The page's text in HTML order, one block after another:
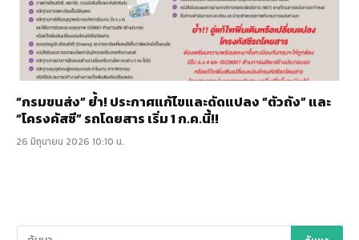
“กรมขนส่ง” ย้ำ! ประกาศแก้ไขและดัดแปลง “ตัวถัง” และ
“โครงคัสซี” รถโดยสาร เริ่ม 1 ก.ค.นี้!!
26 มิถุนายน 2026 10:10 น.